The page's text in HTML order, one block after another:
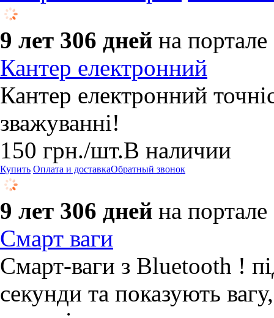
9 лет 306 дней на портале
Кантер електронний
Кантер електронний
зважуванні!
150 грн./шт.В наличии
Купить Оплата и доставкаОбратный звонок
9 лет 306 дней на портале
Смарт ваги
Смарт-ваги з Bluetooth !
секунди та показують